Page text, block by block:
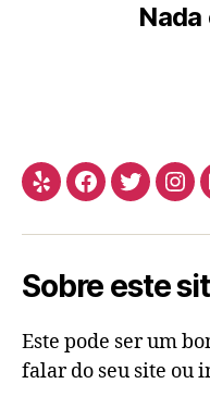
Sobre este
Este pode ser um
falar do seu site ou